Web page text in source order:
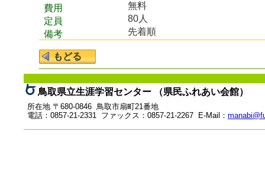
費用
無料
定員
80人
備考
先着順
鳥取県立生涯学習センター （県民ふれあい会館）
所在地 〒680-0846 鳥取市扇町21番地
電話：0857-21-2331 ファックス：0857-21-2267 E-Mail：